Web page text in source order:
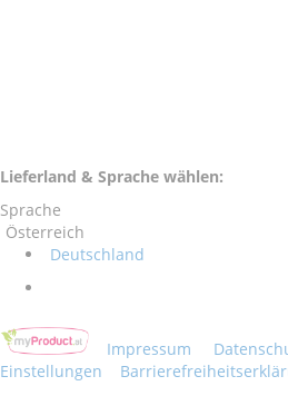
Lieferland & Sprache wählen:
Sprache
Österreich
Deutschland
Impressum
Einstellungen